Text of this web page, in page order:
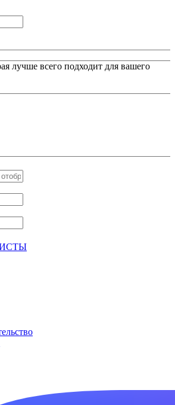
лучше всего подходит для вашего